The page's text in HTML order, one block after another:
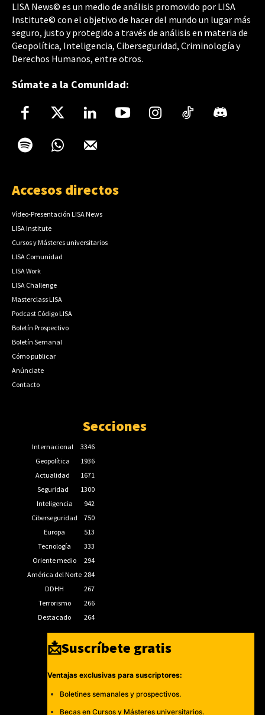
LISA News© es un medio de análisis promovido por LISA
Institute© con el objetivo de hacer del mundo un lugar más
seguro, justo y protegido a través de análisis en materia de
Geopolítica, Inteligencia, Ciberseguridad, Criminología y
Derechos Humanos, entre otros.
Súmate a la Comunidad:
Accesos directos
Vídeo-Presentación LISA News
LISA Institute
Cursos y Másteres universitarios
LISA Comunidad
LISA Work
LISA Challenge
Masterclass LISA
Podcast Código LISA
Boletín Prospectivo
Boletín Semanal
Cómo publicar
Anúnciate
Contacto
Secciones
Internacional
3346
Geopolítica
1936
Actualidad
1671
Seguridad
1300
Inteligencia
942
Ciberseguridad
750
Europa
513
Tecnología
333
Oriente medio
294
América del Norte 284
DDHH
267
Terrorismo
266
Destacado
264
📩Suscríbete gratis
Ventajas exclusivas para suscriptores:
Boletines semanales y prospectivos.
Becas en Cursos y Másteres universitarios.